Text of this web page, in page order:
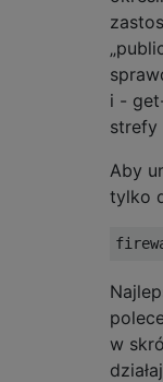
i -
strefy
Aby
tylko
w